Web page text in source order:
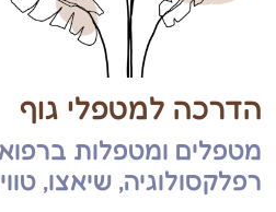
הדרכה למטפלי גוף
מטפלים ומטפלות
רפלקסולוגיה, שיאצו,